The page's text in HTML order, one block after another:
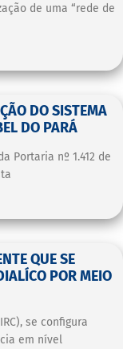
de uma “rede de
DO SISTEMA
DO PARÁ
Portaria nº 1.412 de
QUE SE
POR MEIO
se configura
em nível